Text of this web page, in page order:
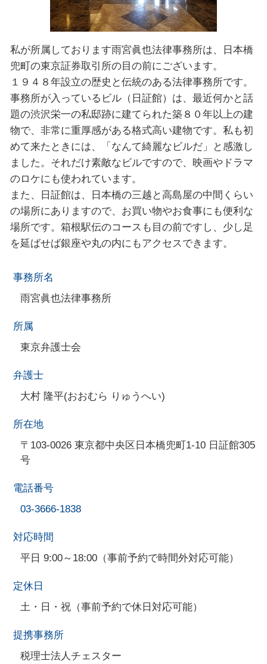
私が所属しております雨宮眞也法律事務所は、日本橋
兜町の東京証券取引所の目の前にございます。
１９４８年設⽴の歴史と伝統のある法律事務所です。
事務所が入っているビル（日証館）は、最近何かと話
題の渋沢栄一の私邸跡に建てられた築８０年以上の建
物で、非常に重厚感がある格式高い建物です。私も初
めて来たときには、「なんて綺麗なビルだ」と感激し
ました。それだけ素敵なビルですので、映画やドラマ
のロケにも使われています。
また、日証館は、日本橋の三越と高島屋の中間くらい
の場所にありますので、お買い物やお食事にも便利な
場所です。箱根駅伝のコースも目の前ですし、少し足
を延ばせば銀座や丸の内にもアクセスできます。
事務所名
雨宮眞也法律事務所
所属
東京弁護士会
弁護士
大村 隆平(おおむら りゅうへい)
所在地
〒103-0026 東京都中央区日本橋兜町1-10 日証館305
号
電話番号
03-3666-1838
対応時間
平日 9:00～18:00（事前予約で時間外対応可能）
定休日
土・日・祝（事前予約で休日対応可能）
提携事務所
税理士法人チェスター